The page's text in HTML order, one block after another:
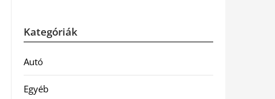
Kategóriák
Autó
Egyéb